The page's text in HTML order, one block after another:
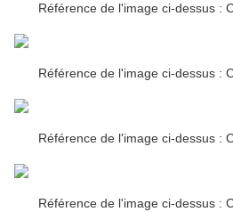
Référence de l'image ci-dessus :
Référence de l'image ci-dessus :
Référence de l'image ci-dessus :
Référence de l'image ci-dessus :